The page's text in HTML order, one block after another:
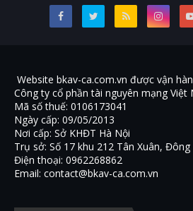
Website bkav-ca.com.vn được vận
Công ty cổ phần tài nguyên mạng Việt
Mã số thuế: 0106173041
Ngày cấp: 09/05/2013
Nơi cấp: Sở KHĐT Hà Nội
Trụ sở: Số 17 khu 212 Tân Xuân,
Điện thoại: 0962268862
Email: contact@bkav-ca.com.vn